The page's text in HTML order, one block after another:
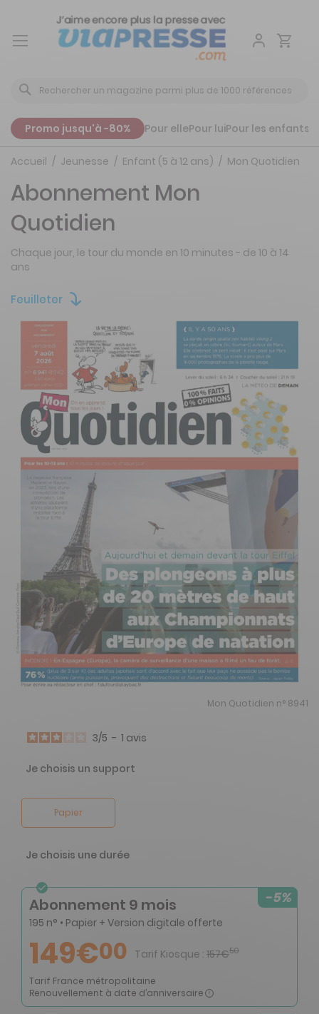
Aller
Promo jusqu'à -80% Pour ellePour luiPour les enfants
Accueil Jeunesse Enfant (5 à 12 ans) Mon Quotidien
Feuilleter
Mon Quotidien n° 8941
Abonnement Mon
Quotidien
Chaque jour, le tour du monde en 10 minutes - de 10 à 14
ans
3/5 - 1 avis
Je choisis un support
Papier
Je choisis une durée
-5%
Abonnement 9 mois
195 n° • Papier + Version digitale offerte
149€00 Tarif Kiosque : 157€50
Tarif France métropolitaine
Renouvellement à date d’anniversaire